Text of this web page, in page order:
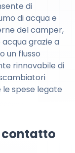
di
di acqua e
del camper,
grazie a
un flusso
rinnovabile di
spese legate
contatto